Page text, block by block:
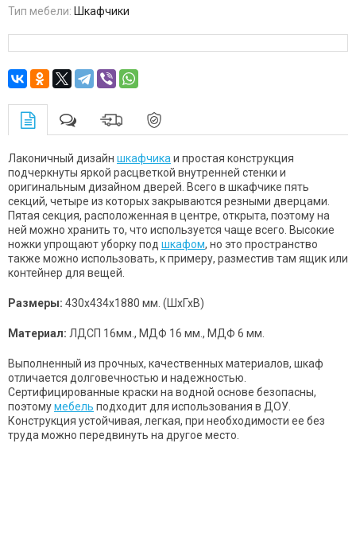
Тип мебели: Шкафчики
Лаконичный дизайн шкафчика и простая конструкция
подчеркнуты яркой расцветкой внутренней стенки и
оригинальным дизайном дверей. Всего в шкафчике пять
секций, четыре из которых закрываются резными дверцами.
Пятая секция, расположенная в центре, открыта, поэтому на
ней можно хранить то, что используется чаще всего. Высокие
ножки упрощают уборку под шкафом, но это пространство
также можно использовать, к примеру, разместив там ящик или
контейнер для вещей.
Размеры: 430х434х1880 мм. (ШхГхВ)
Материал: ЛДСП 16мм., МДФ 16 мм., МДФ 6 мм.
Выполненный из прочных, качественных материалов, шкаф
отличается долговечностью и надежностью.
Сертифицированные краски на водной основе безопасны,
поэтомумебель подходит для использования в ДОУ.
Конструкция устойчивая, легкая, при необходимости ее без
труда можно передвинуть на другое место.